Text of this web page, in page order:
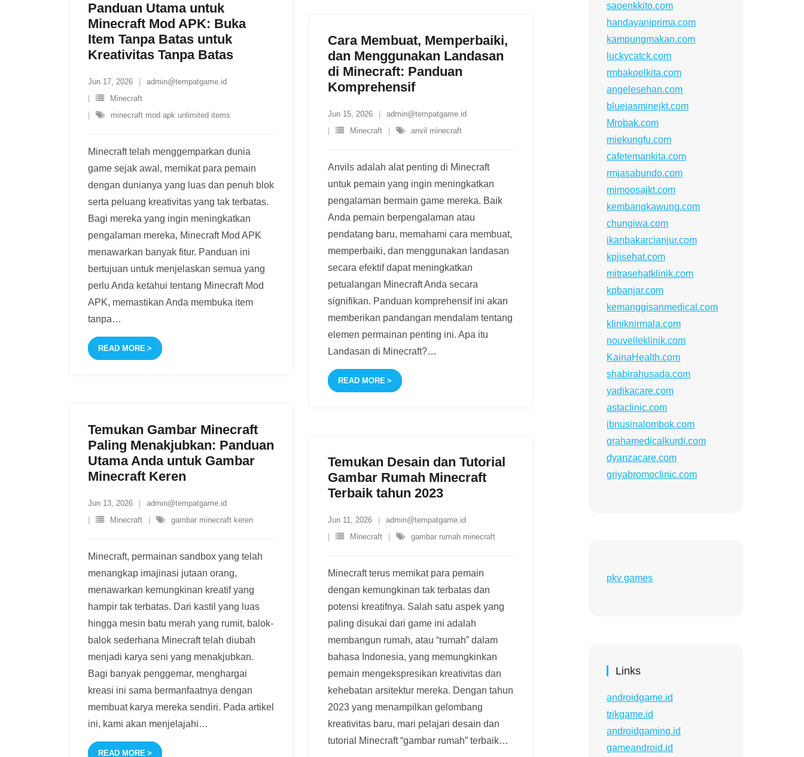
Panduan Utama untuk
Minecraft Mod APK: Buka
Item Tanpa Batas untuk
Kreativitas Tanpa Batas
Jun 17, 2026
admin@tempatgame.id
Minecraft
minecraft mod apk unlimited items
Minecraft telah menggemparkan dunia
game sejak awal, memikat para pemain
dengan dunianya yang luas dan penuh blok
serta peluang kreativitas yang tak terbatas.
Bagi mereka yang ingin meningkatkan
pengalaman mereka, Minecraft Mod APK
menawarkan banyak fitur. Panduan ini
bertujuan untuk menjelaskan semua yang
perlu Anda ketahui tentang Minecraft Mod
APK, memastikan Anda membuka item
tanpa…
READ MORE
Cara Membuat, Memperbaiki,
dan Menggunakan Landasan
di Minecraft: Panduan
Komprehensif
Jun 15, 2026
admin@tempatgame.id
Minecraft
anvil minecraft
Anvils adalah alat penting di Minecraft
untuk pemain yang ingin meningkatkan
pengalaman bermain game mereka. Baik
Anda pemain berpengalaman atau
pendatang baru, memahami cara membuat,
memperbaiki, dan menggunakan landasan
secara efektif dapat meningkatkan
petualangan Minecraft Anda secara
signifikan. Panduan komprehensif ini akan
memberikan pandangan mendalam tentang
elemen permainan penting ini. Apa itu
Landasan di Minecraft?…
READ MORE
Temukan Gambar Minecraft
Paling Menakjubkan: Panduan
Utama Anda untuk Gambar
Minecraft Keren
Jun 13, 2026
admin@tempatgame.id
Minecraft
gambar minecraft keren
Minecraft, permainan sandbox yang telah
menangkap imajinasi jutaan orang,
menawarkan kemungkinan kreatif yang
hampir tak terbatas. Dari kastil yang luas
hingga mesin batu merah yang rumit, balok-
balok sederhana Minecraft telah diubah
menjadi karya seni yang menakjubkan.
Bagi banyak penggemar, menghargai
kreasi ini sama bermanfaatnya dengan
membuat karya mereka sendiri. Pada artikel
ini, kami akan menjelajahi…
READ MORE
Temukan Desain dan Tutorial
Gambar Rumah Minecraft
Terbaik tahun 2023
Jun 11, 2026
admin@tempatgame.id
Minecraft
gambar rumah minecraft
Minecraft terus memikat para pemain
dengan kemungkinan tak terbatas dan
potensi kreatifnya. Salah satu aspek yang
paling disukai dari game ini adalah
membangun rumah, atau “rumah” dalam
bahasa Indonesia, yang memungkinkan
pemain mengekspresikan kreativitas dan
kehebatan arsitektur mereka. Dengan tahun
2023 yang menampilkan gelombang
kreativitas baru, mari pelajari desain dan
tutorial Minecraft “gambar rumah” terbaik…
saoenkkito.com
handayaniprima.com
kampungmakan.com
luckycatck.com
rmbakoelkita.com
angelesehan.com
bluejasminejkt.com
Mrobak.com
miekungfu.com
cafetemankita.com
rmjasabundo.com
mimoosajkt.com
kembangkawung.com
chungiwa.com
ikanbakarcianjur.com
kpjisehat.com
mitrasehatklinik.com
kpbanjar.com
kemanggisanmedical.com
kliniknirmala.com
nouvelleklinik.com
KainaHealth.com
shabirahusada.com
yadikacare.com
astaclinic.com
ibnusinalombok.com
grahamedicalkurdi.com
dyanzacare.com
griyabromoclinic.com
pkv games
Links
androidgame.id
trikgame.id
androidgaming.id
gameandroid.id